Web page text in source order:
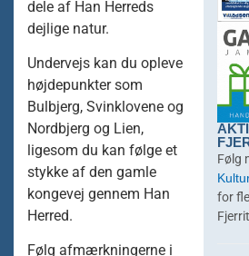
dele af Han Herreds
dejlige natur.
Undervejs kan du opleve
højdepunkter som
Bulbjerg, Svinklovene og
Nordbjerg og Lien,
ligesom du kan følge et
stykke af den gamle
kongevej gennem Han
Herred.
Følg afmærkningerne i
Følg
for